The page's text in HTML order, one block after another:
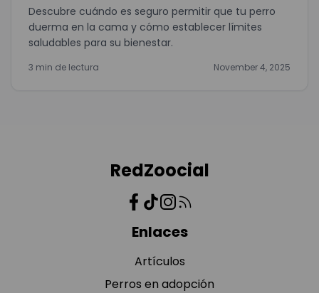
Descubre cuándo es seguro permitir que tu perro
duerma en la cama y cómo establecer límites
saludables para su bienestar.
3 min de lectura November 4, 2025
RedZoocial
Enlaces
Artículos
Perros en adopción